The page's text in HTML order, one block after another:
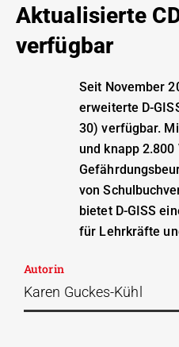
Aktualisierte
verfügbar
Karen Guckes-Kühl
Autorin
Seit November
erweiterte D-
30) verfügbar.
und knapp
von
bietet D-GISS
für Lehrkräfte